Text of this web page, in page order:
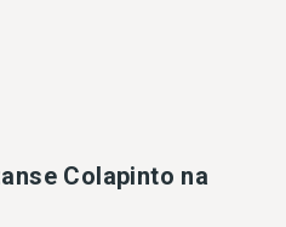
Colapinto na